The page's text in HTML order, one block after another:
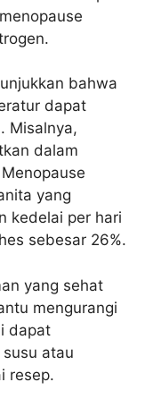
bahwa
dapat
Misalnya,
dalam
yang
kedelai per hari
sebesar 26%.
yang sehat
mengurangi
dapat
atau
resep.